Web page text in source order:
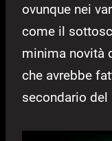
ovunque nei
come il
minima novità
che avrebbe
secondario del